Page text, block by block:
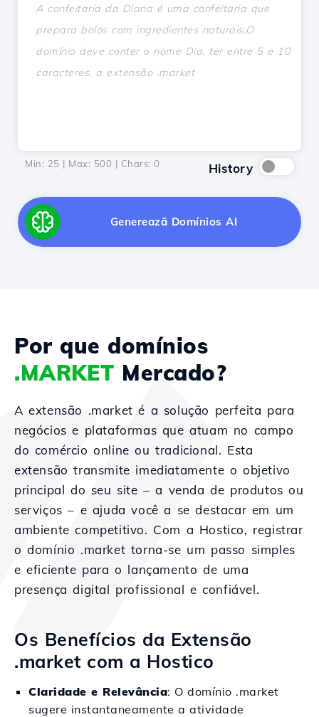
Min: 25 | Max: 500 | Chars: 0 History
Generează Domínios AI
Por que domínios
.MARKET Mercado?
A extensão .market é a solução perfeita para
negócios e plataformas que atuam no campo
do comércio online ou tradicional. Esta
extensão transmite imediatamente o objetivo
principal do seu site – a venda de produtos ou
serviços – e ajuda você a se destacar em um
ambiente competitivo. Com a Hostico, registrar
o domínio .market torna-se um passo simples
e eficiente para o lançamento de uma
presença digital profissional e confiável.
Os Benefícios da Extensão
.market com a Hostico
Claridade e Relevância: O domínio .market
sugere instantaneamente a atividade